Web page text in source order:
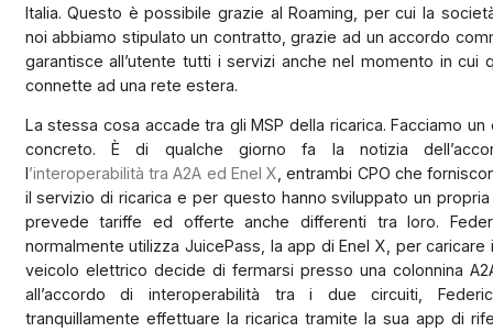
Italia. Questo è possibile grazie al Roaming, per cui la
noi abbiamo stipulato un contratto, grazie ad un accordo
garantisce all’utente tutti i servizi anche nel momento in cui
connette ad una rete estera.
La stessa cosa accade tra gli MSP della ricarica. Facciamo un
concreto. È di qualche giorno fa la notizia
l’interoperabilità tra A2A ed Enel X , entrambi CPO che
il servizio di ricarica e per questo hanno sviluppato un
prevede tariffe ed offerte anche differenti tra loro.
normalmente utilizza JuicePass, la app di Enel X, per caricare
veicolo elettrico decide di fermarsi presso una colonnina
all’accordo di interoperabilità tra i due circuiti,
tranquillamente effettuare la ricarica tramite la sua app di